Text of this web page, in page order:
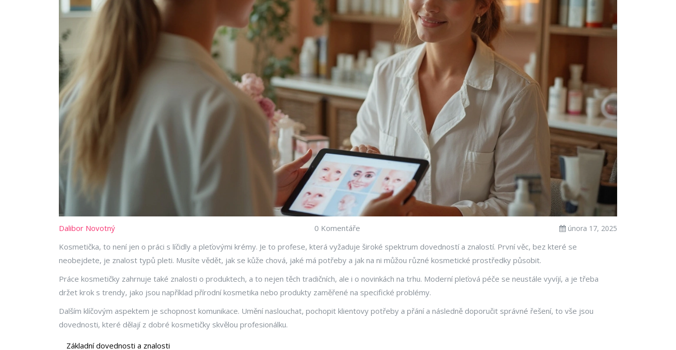
Dalibor Novotný 0 Komentáře února 17, 2025
Kosmetička, to není jen o práci s líčidly a pleťovými krémy. Je to profese, která vyžaduje široké spektrum dovedností a znalostí. První věc, bez které se
neobejdete, je znalost typů pleti. Musíte vědět, jak se kůže chová, jaké má potřeby a jak na ni můžou různé kosmetické prostředky působit.
Práce kosmetičky zahrnuje také znalosti o produktech, a to nejen těch tradičních, ale i o novinkách na trhu. Moderní pleťová péče se neustále vyvíjí, a je třeba
držet krok s trendy, jako jsou například přírodní kosmetika nebo produkty zaměřené na specifické problémy.
Dalším klíčovým aspektem je schopnost komunikace. Umění naslouchat, pochopit klientovy potřeby a přání a následně doporučit správné řešení, to vše jsou
dovednosti, které dělají z dobré kosmetičky skvělou profesionálku.
Základní dovednosti a znalosti